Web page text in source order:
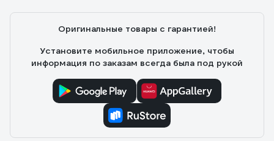
Оригинальные товары с гарантией!
Установите мобильное приложение, чтобы
информация по заказам всегда была под рукой